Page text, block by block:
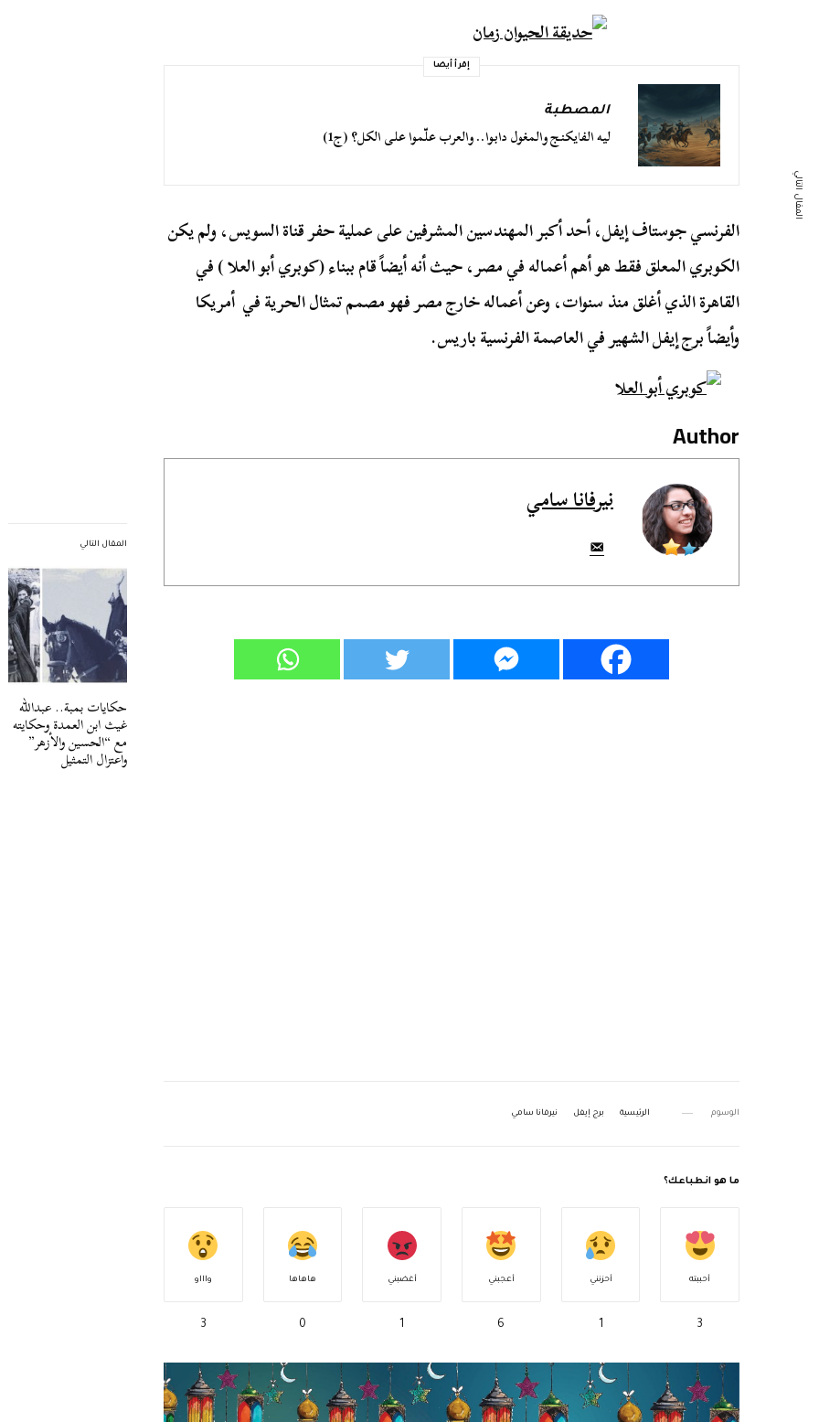
المقال التالي
حكايات بمبة.. عبدالله
غيث ابن العمدة وحكايته
مع “الحسين والأزهر”
واعتزال التمثيل
إقرأ أيضا
المصطبة
ليه الفايكنج والمغول دابوا.. والعرب علّموا على الكل؟ (ج1)
الفرنسي جوستاف إيفل، أحد أكبر المهندسين المشرفين على عملية حفر قناة السويس، ولم يكن
الكوبري المعلق فقط هو أهم أعماله في مصر، حيث أنه أيضاً قام ببناء (كوبري أبو العلا ) في
القاهرة الذي أغلق منذ سنوات، وعن أعماله خارج مصر فهو مصمم تمثال الحرية في أمريكا
وأيضاً برج إيفل الشهير في العاصمة الفرنسية باريس.
Author
نيرفانا سامي
الوسوم الرئيسية برج إيفل نيرفانا سامي
ما هو انطباعك؟
أحببته
3
أحزنني
1
أعجبني
6
أغضبني
1
هاهاها
0
واااو
3
المقال التالي